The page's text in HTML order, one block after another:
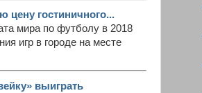
цену гостиничного...
мира по футболу в 2018
игр в городе на месте
выиграть